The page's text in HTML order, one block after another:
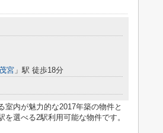
宮 」駅 徒歩18分
室内が魅力的な2017年築の物件と
選べる2駅利用可能な物件です。